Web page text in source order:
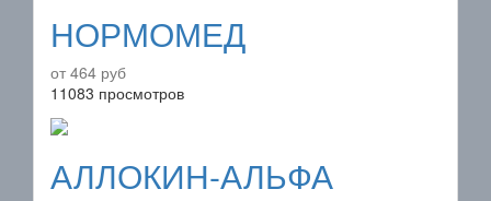
НОРМОМЕД
от 464 руб
11083 просмотров
АЛЛОКИН-АЛЬФА